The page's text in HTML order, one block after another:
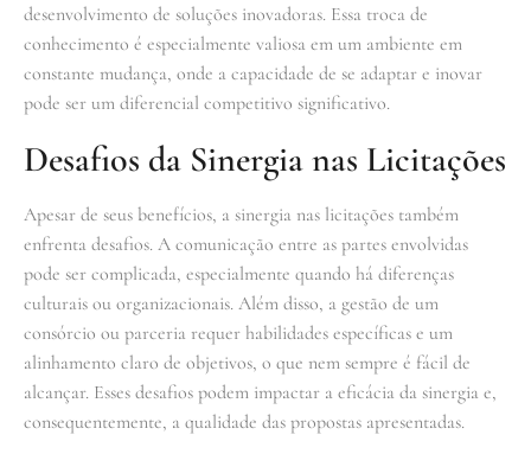
desenvolvimento de soluções inovadoras. Essa troca de
conhecimento é especialmente valiosa em um ambiente em
constante mudança, onde a capacidade de se adaptar e inovar
pode ser um diferencial competitivo significativo.
Desafios da Sinergia nas Licitações
Apesar de seus benefícios, a sinergia nas licitações também
enfrenta desafios. A comunicação entre as partes envolvidas
pode ser complicada, especialmente quando há diferenças
culturais ou organizacionais. Além disso, a gestão de um
consórcio ou parceria requer habilidades específicas e um
alinhamento claro de objetivos, o que nem sempre é fácil de
alcançar. Esses desafios podem impactar a eficácia da sinergia e,
consequentemente, a qualidade das propostas apresentadas.